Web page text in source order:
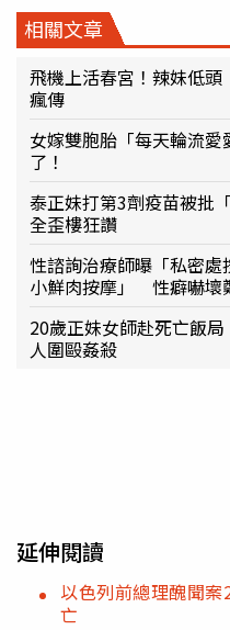
相關文章
飛機上活春宮！辣妹低
瘋傳
女嫁雙胞胎「每天輪流
了！
泰正妹打第3劑疫苗被批
全歪樓狂讚
性諮詢治療師曝「私密
小鮮肉按摩」 性癖嚇壞
20歲正妹女師赴死亡飯
人圍毆姦殺
延伸閱讀
以色列前總理醜聞
亡